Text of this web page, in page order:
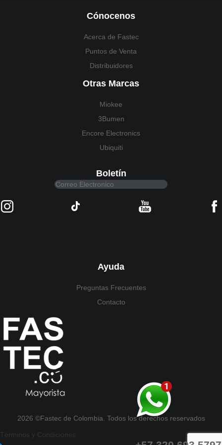
Cónocenos
Acerca de Fastec
Puntos de Venta
Distribuidores
Otras Marcas
Miokee
3Bumen
Encore Electronics
Ubiquiti
Boletín
Ayuda
Preguntas Frecuentes
Contacto
2026 ©Fastec de Colombia. Todos los derechos reservados
Términos y Condiciones